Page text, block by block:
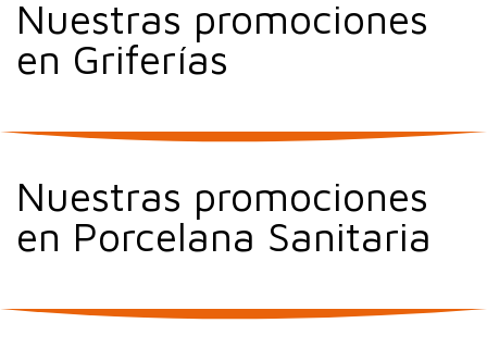
Nuestras promociones
en Griferías
Nuestras promociones
en Porcelana Sanitaria